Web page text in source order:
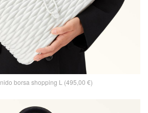
borsa shopping L (495,00 €)